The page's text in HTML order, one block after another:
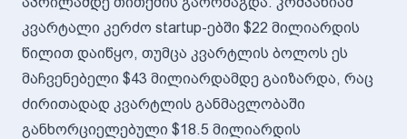
კვარტალი კერძო startup-ებში $22 მილიარდის
წილით დაიწყო, თუმცა კვარტლის ბოლოს ეს
მაჩვენებელი $43 მილიარდამდე გაიზარდა, რაც
ძირითადად კვარტლის განმავლობაში
განხორციელებული $18.5 მილიარდის